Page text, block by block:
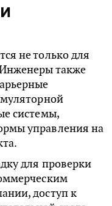
не только для
также
системы,
управления на
для проверки
доступ к